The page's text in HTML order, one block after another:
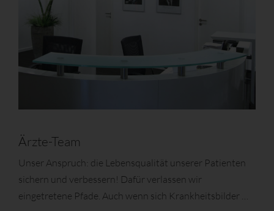
Ärzte-Team
Unser Anspruch: die Lebensqualität unserer Patienten
sichern und verbessern! Dafür verlassen wir
eingetretene Pfade. Auch wenn sich Krankheitsbilder …